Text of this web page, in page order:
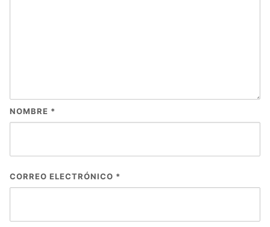
NOMBRE *
CORREO ELECTRÓNICO *